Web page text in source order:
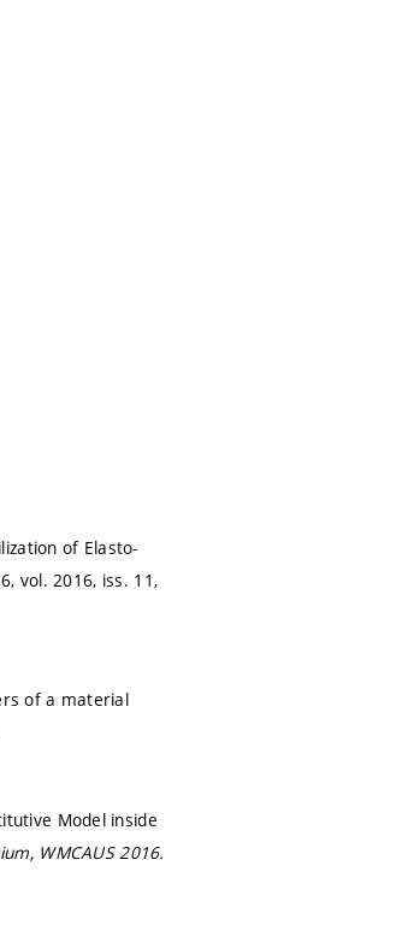
of Elasto-
vol. 2016, iss. 11,
of a material
Model inside
WMCAUS 2016.